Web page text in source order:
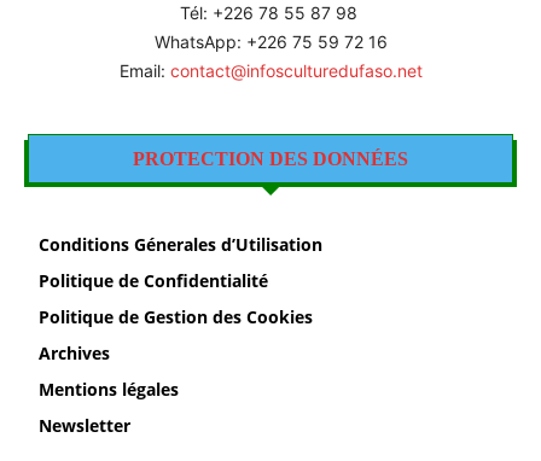
Tél: +226 78 55 87 98
WhatsApp: +226 75 59 72 16
Email: contact@infosculturedufaso.net
PROTECTION DES DONNÉES
Conditions Génerales d’Utilisation
Politique de Confidentialité
Politique de Gestion des Cookies
Archives
Mentions légales
Newsletter